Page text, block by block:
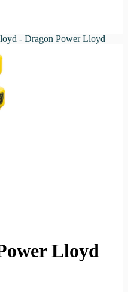
- Dragon Power Lloyd
Lloyd